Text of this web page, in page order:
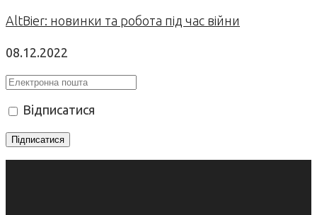
AltBier: новинки та робота під час війни
08.12.2022
Відписатися